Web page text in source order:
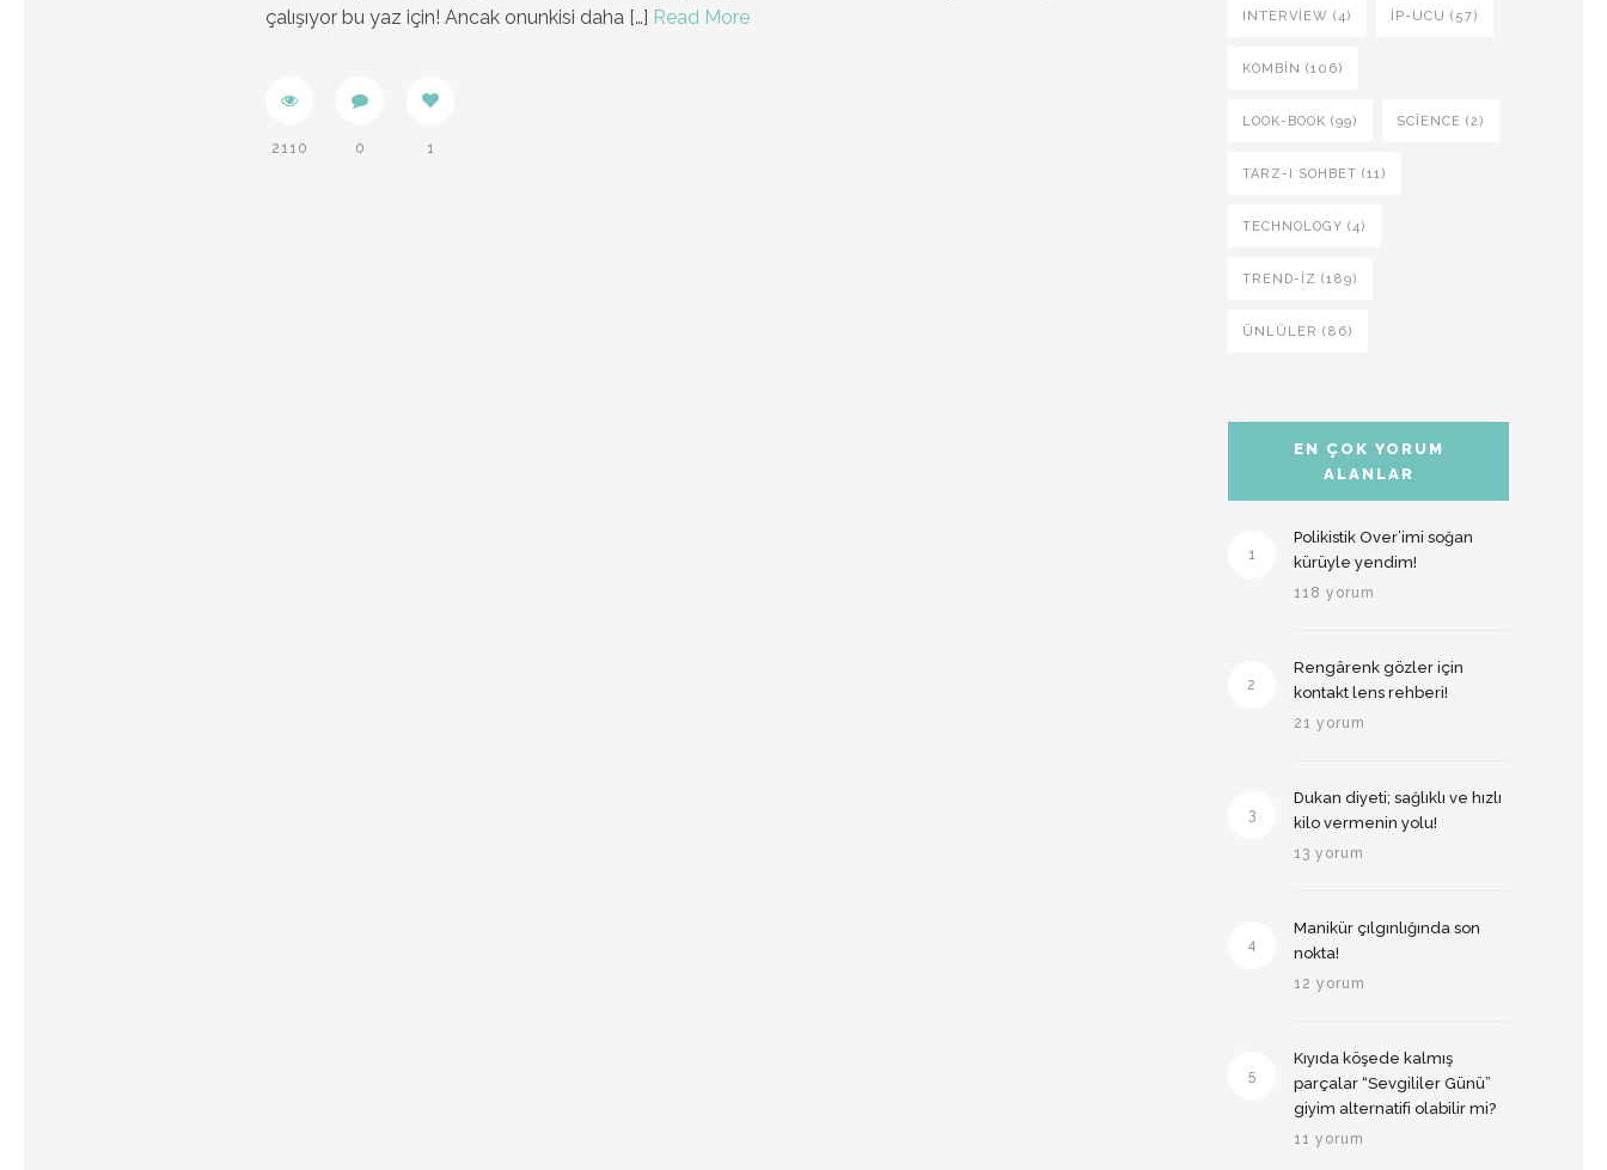
çalışıyor bu yaz için! Ancak onunkisi daha […] Read More
2110 0 1
INTERVIEW (4) İP-UCU (57)
KOMBIN (106)
LOOK-BOOK (99) SCIENCE (2)
TARZ-I SOHBET (11)
TECHNOLOGY (4)
TREND-IZ (189)
ÜNLÜLER (86)
EN ÇOK YORUM
ALANLAR
1
Polikistik Over’imi soğan
kürüyle yendim!
118 yorum
2
Rengârenk gözler için
kontakt lens rehberi!
21 yorum
3
Dukan diyeti; sağlıklı ve hızlı
kilo vermenin yolu!
13 yorum
4
Manikür çılgınlığında son
nokta!
12 yorum
5
Kıyıda köşede kalmış
parçalar “Sevgililer Günü”
giyim alternatifi olabilir mi?
11 yorum